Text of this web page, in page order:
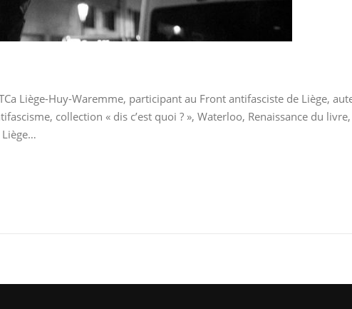
Liège-Huy-Waremme, participant au Front antifasciste de Liège,
collection « dis c’est quoi ? », Waterloo, Renaissance du